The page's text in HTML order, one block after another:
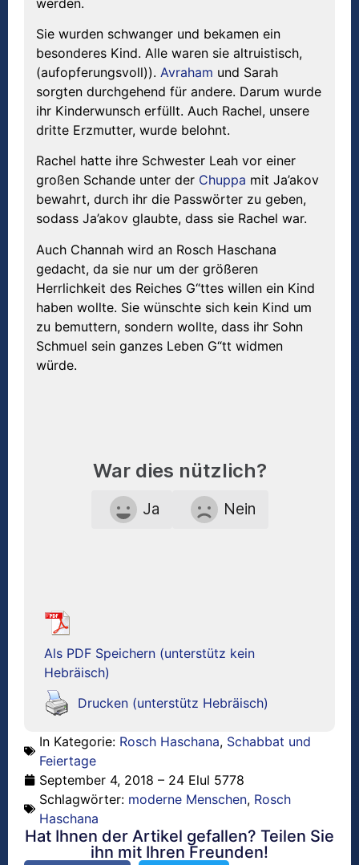
Sie wurden schwanger und bekamen ein
besonderes Kind. Alle waren sie altruistisch,
(aufopferungsvoll)). Avraham und Sarah
sorgten durchgehend für andere. Darum wurde
ihr Kinderwunsch erfüllt. Auch Rachel, unsere
dritte Erzmutter, wurde belohnt.
Rachel hatte ihre Schwester Leah vor einer
großen Schande unter der Chuppa mit Ja’akov
bewahrt, durch ihr die Passwörter zu geben,
sodass Ja’akov glaubte, dass sie Rachel war.
Auch Channah wird an Rosch Haschana
gedacht, da sie nur um der größeren
Herrlichkeit des Reiches G“ttes willen ein Kind
haben wollte. Sie wünschte sich kein Kind um
zu bemuttern, sondern wollte, dass ihr Sohn
Schmuel sein ganzes Leben G“tt widmen
würde.
War dies nützlich?
Ja Nein
Als PDF Speichern (unterstütz kein
Hebräisch)
Drucken (unterstütz Hebräisch)
In Kategorie: Rosch Haschana, Schabbat und
Feiertage
September 4, 2018 – 24 Elul 5778
Schlagwörter: moderne Menschen, Rosch
Haschana
Hat Ihnen der Artikel gefallen? Teilen Sie
ihn mit Ihren Freunden!